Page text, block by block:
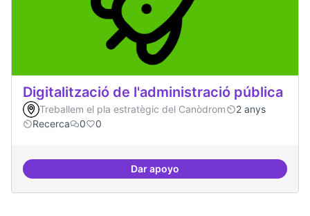
Digitalització de l'administració pública
Treballem el pla estratègic del Canòdrom
2 anys
Recerca
0 0
Dar apoyoDigitalització de l'administració